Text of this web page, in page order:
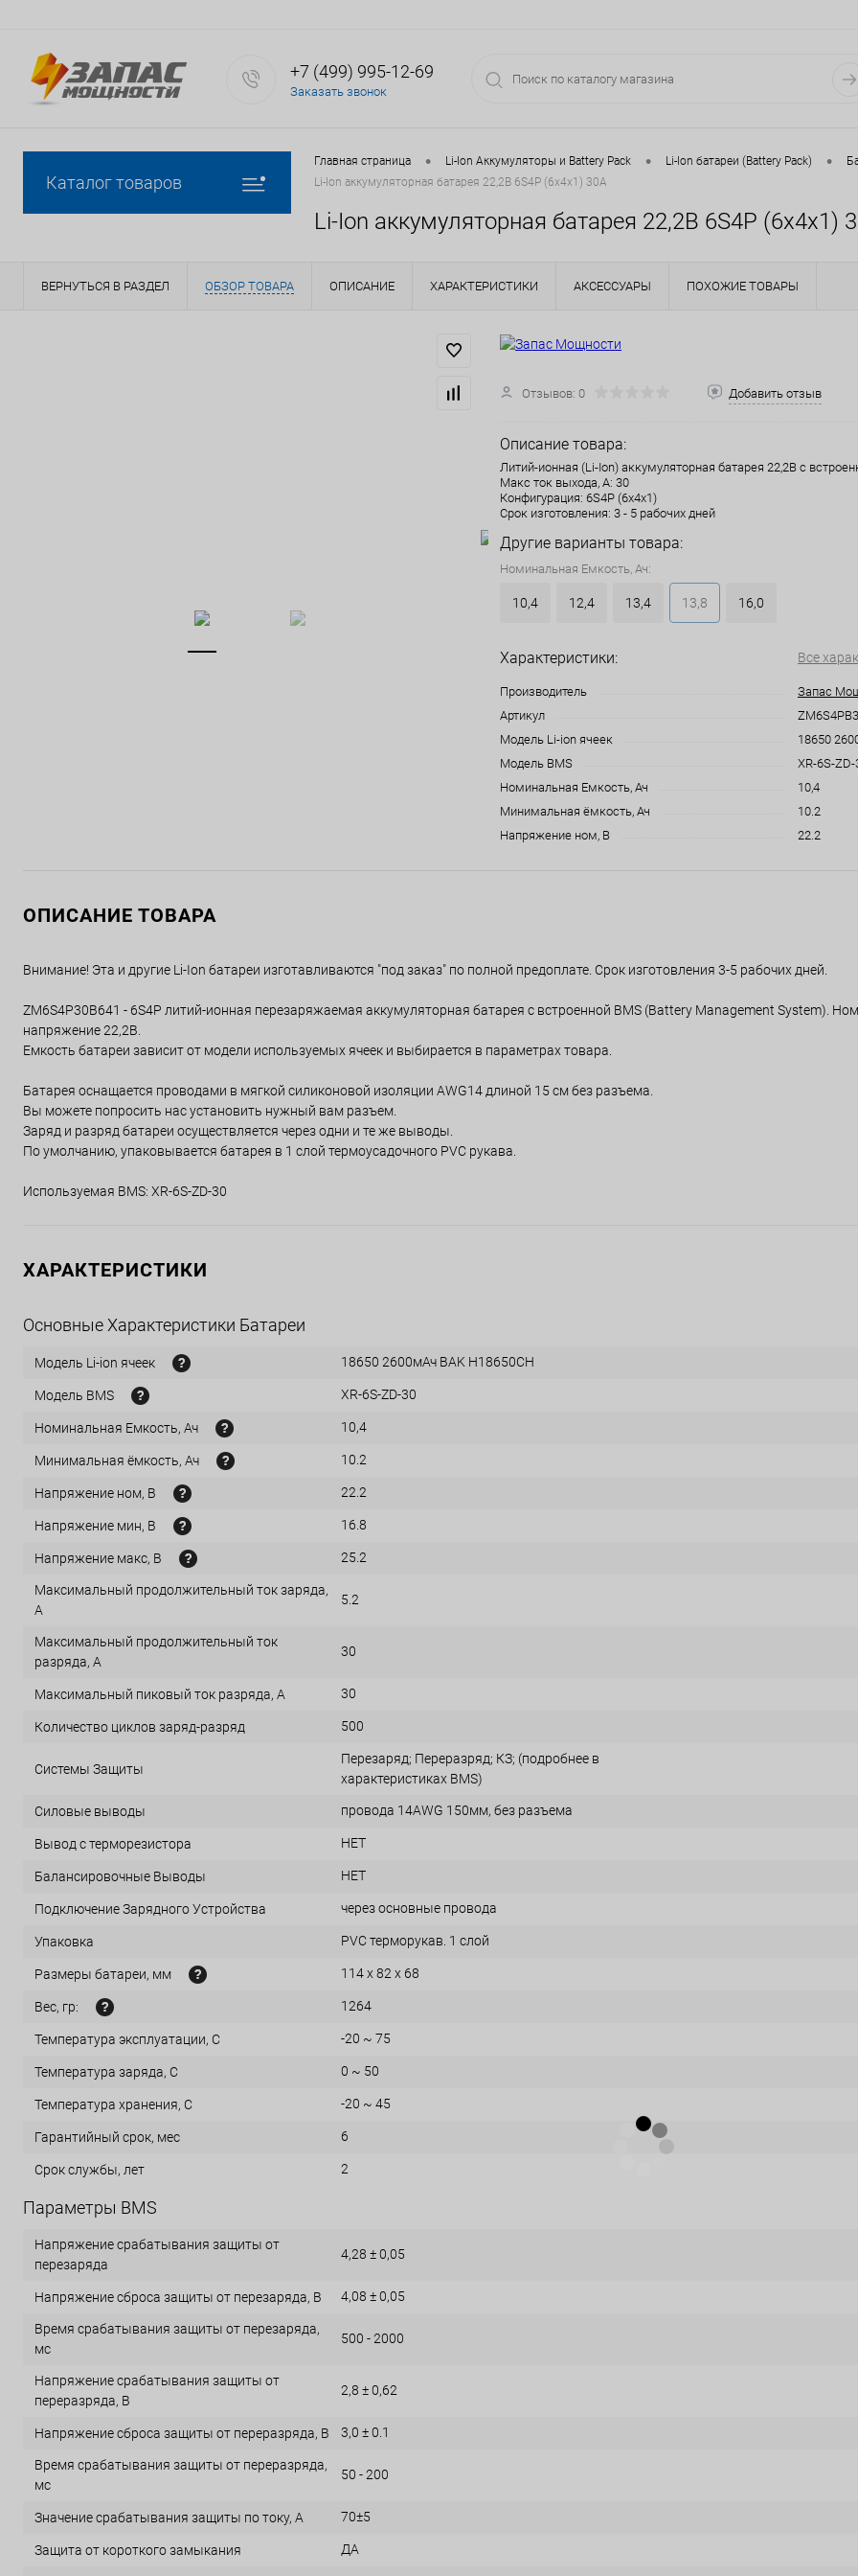
+7 (499) 995-12-69
Заказать звонок
Каталог товаров
Главная страница • Li-Ion Аккумуляторы и Battery Pack • Li-Ion батареи (Battery Pack) •
Li-Ion аккумуляторная батарея 22,2В 6S4P (6x4x1) 30A
Li-Ion аккумуляторная батарея 22,2В 6S4P (6x4x1)
ВЕРНУТЬСЯ В РАЗДЕЛ ОБЗОР ТОВАРА ОПИСАНИЕ ХАРАКТЕРИСТИКИ АКСЕССУАРЫ ПОХОЖИЕ ТОВАРЫ
Отзывов: 0 Добавить отзыв
Описание товара:
Литий-ионная (Li-Ion) аккумуляторная батарея 22,2В с
Макс ток выхода, А: 30
Конфигурация: 6S4P (6x4x1)
Срок изготовления: 3 - 5 рабочих дней
Другие варианты товара:
Номинальная Емкость, Ач:
10,4 12,4 13,4 13,8 16,0
Характеристики: Все
Производитель
Запас
Артикул
Модель Li-ion ячеек
18650
Модель BMS
XR-6S-ZD-
Номинальная Емкость, Ач
10,4
Минимальная ёмкость, Ач
10.2
Напряжение ном, В
22.2
ОПИСАНИЕ ТОВАРА
Внимание! Эта и другие Li-Ion батареи изготавливаются "под заказ" по полной предоплате. Срок изготовления 3-5 рабочих дней.
ZM6S4P30B641 - 6S4P литий-ионная перезаряжаемая аккумуляторная батарея с встроенной BMS (Battery Management System).
напряжение 22,2В.
Емкость батареи зависит от модели используемых ячеек и выбирается в параметрах товара.
Батарея оснащается проводами в мягкой силиконовой изоляции AWG14 длиной 15 см без разъема.
Вы можете попросить нас установить нужный вам разъем.
Заряд и разряд батареи осуществляется через одни и те же выводы.
По умолчанию, упаковывается батарея в 1 слой термоусадочного PVC рукава.
Используемая BMS: XR-6S-ZD-30
ХАРАКТЕРИСТИКИ
Основные Характеристики Батареи
Модель Li-ion ячеек 18650 2600мАч BAK H18650CH
Модель BMS XR-6S-ZD-30
Номинальная Емкость, Ач 10,4
Минимальная ёмкость, Ач 10.2
Напряжение ном, В 22.2
Напряжение мин, В 16.8
Напряжение макс, В 25.2
Максимальный продолжительный ток заряда,
А
5.2
Максимальный продолжительный ток
разряда, А
30
Максимальный пиковый ток разряда, А 30
Количество циклов заряд-разряд 500
Системы Защиты
Перезаряд; Переразряд; КЗ; (подробнее в
характеристиках BMS)
Силовые выводы провода 14AWG 150мм, без разъема
Вывод с терморезистора НЕТ
Балансировочные Выводы НЕТ
Подключение Зарядного Устройства через основные провода
Упаковка PVC терморукав. 1 слой
Размеры батареи, мм 114 x 82 x 68
Вес, гр: 1264
Температура эксплуатации, С -20 ~ 75
Температура заряда, С 0 ~ 50
Температура хранения, С -20 ~ 45
Гарантийный срок, мес 6
Срок службы, лет 2
Параметры BMS
Напряжение срабатывания защиты от
перезаряда
4,28 ± 0,05
Напряжение сброса защиты от перезаряда, В 4,08 ± 0,05
Время срабатывания защиты от перезаряда,
мс
500 - 2000
Напряжение срабатывания защиты от
переразряда, В
2,8 ± 0,62
Напряжение сброса защиты от переразряда, В 3,0 ± 0.1
Время срабатывания защиты от переразряда,
мс
50 - 200
Значение срабатывания защиты по току, А 70±5
Защита от короткого замыкания ДА